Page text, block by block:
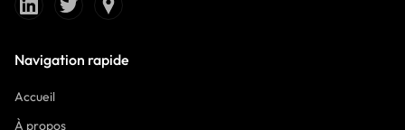
Navigation rapide
Accueil
À propos